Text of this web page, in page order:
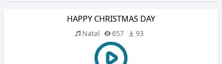
HAPPY CHRISTMAS DAY
Natal 657 93